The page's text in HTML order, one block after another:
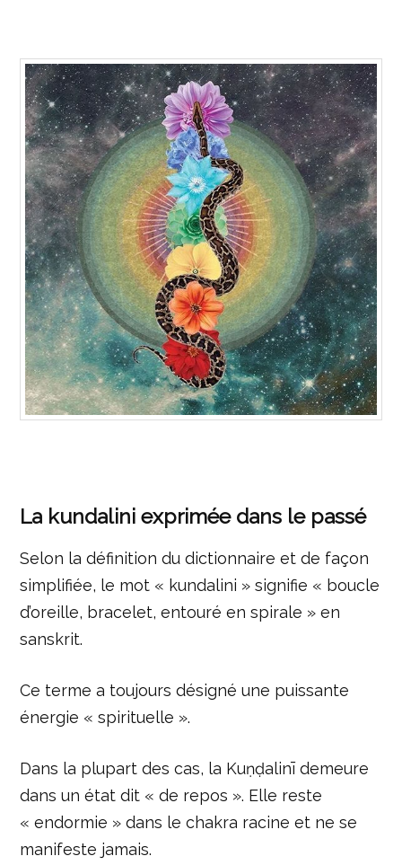
La kundalini exprimée dans le passé
Selon la définition du dictionnaire et de façon
simplifiée, le mot « kundalini » signifie « boucle
d’oreille, bracelet, entouré en spirale » en
sanskrit.
Ce terme a toujours désigné une puissante
énergie « spirituelle ».
Dans la plupart des cas, la Kuṇḍalinī demeure
dans un état dit « de repos ». Elle reste
« endormie » dans le chakra racine et ne se
manifeste jamais.